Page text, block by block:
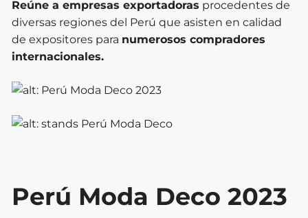
Reúne a empresas exportadoras procedentes de
diversas regiones del Perú que asisten en calidad
de expositores para numerosos compradores
internacionales.
Perú Moda Deco 2023